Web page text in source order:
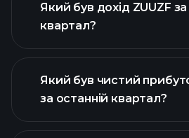
прибутки
Який був дохід ZUUZF за
квартал?
фінансових звітах ZUUZF
Який був чистий
за останній квартал?